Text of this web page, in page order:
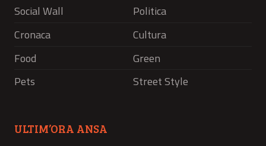
Social Wall
Politica
Cronaca
Cultura
Food
Green
Pets
Street Style
ULTIM’ORA ANSA